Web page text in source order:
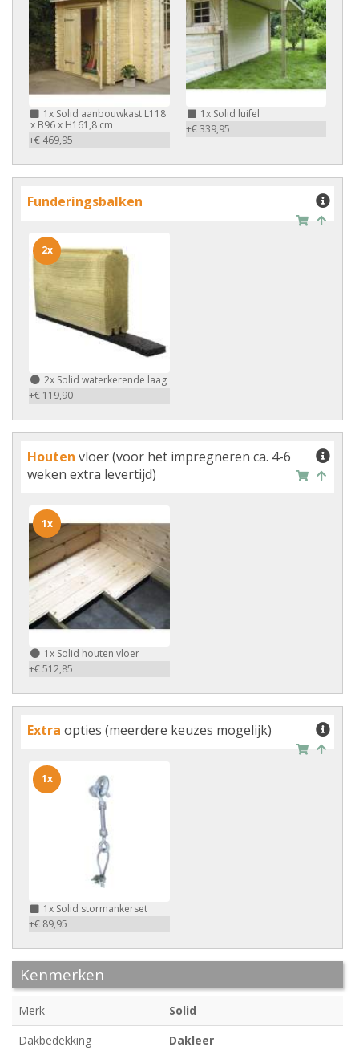
1x Solid aanbouwkast L118
x B96 x H161,8 cm
+€ 469,95
1xSolid luifel
+€ 339,95
Funderingsbalken
2x Solid waterkerende laag
+€ 119,90
2x
Houten vloer (voor het impregneren ca. 4-6
weken extra levertijd)
1x Solid houten vloer
+€ 512,85
1x
Extra opties (meerdere keuzes mogelijk)
1x Solid stormankerset
+€ 89,95
1x
Kenmerken
Merk
Solid
Dakbedekking
Dakleer